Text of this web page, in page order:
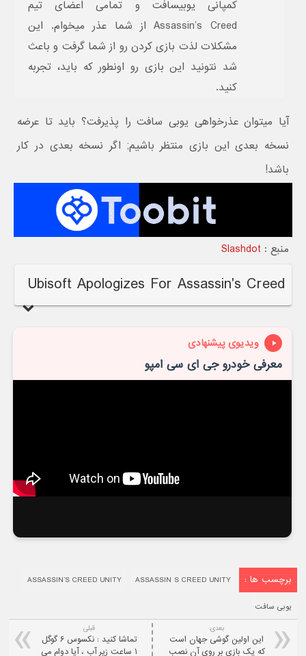
کمپانی یوبیسافت و تمامی اعضای تیم
Assassin’s Creed از شما عذر میخوام. این
مشکلات لذت بازی کردن رو از شما گرفت و باعث
شد نتونید این بازی رو اونطور که باید، تجربه
کنید.
آیا میتوان عذرخواهی یوبی سافت را پذیرفت؟ باید تا عرضه
نسخه بعدی این بازی منتظر باشیم; اگر نسخه بعدی در کار
باشد!
منبع : Slashdot
Ubisoft Apologizes For Assassin's Creed
ویدیوی پیشنهادی
معرفی خودرو جی ای سی امپو
برچسب ها : ASSASSIN S CREED UNITY
ASSASSIN’S CREED UNITY
یوبی سافت
قبلی
تماشا کنید : نکسوس ۶ گوگل
۱ ساعت زیر آب ، آیا دوام می
بعدی:
این اولین گوشی جهان است
که یک بازی بر روی آن نصب